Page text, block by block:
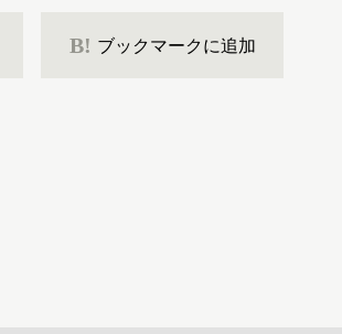
B! ブックマークに追加